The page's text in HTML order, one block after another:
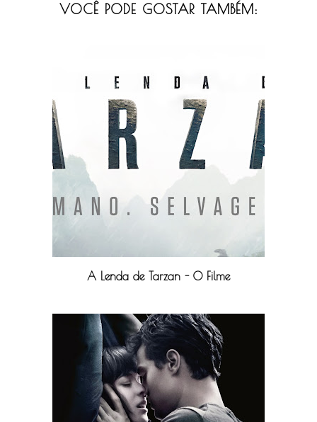
VOCÊ PODE GOSTAR TAMBÉM:
A Lenda de Tarzan - O Filme